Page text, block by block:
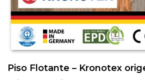
Piso Flotante – Kronotex